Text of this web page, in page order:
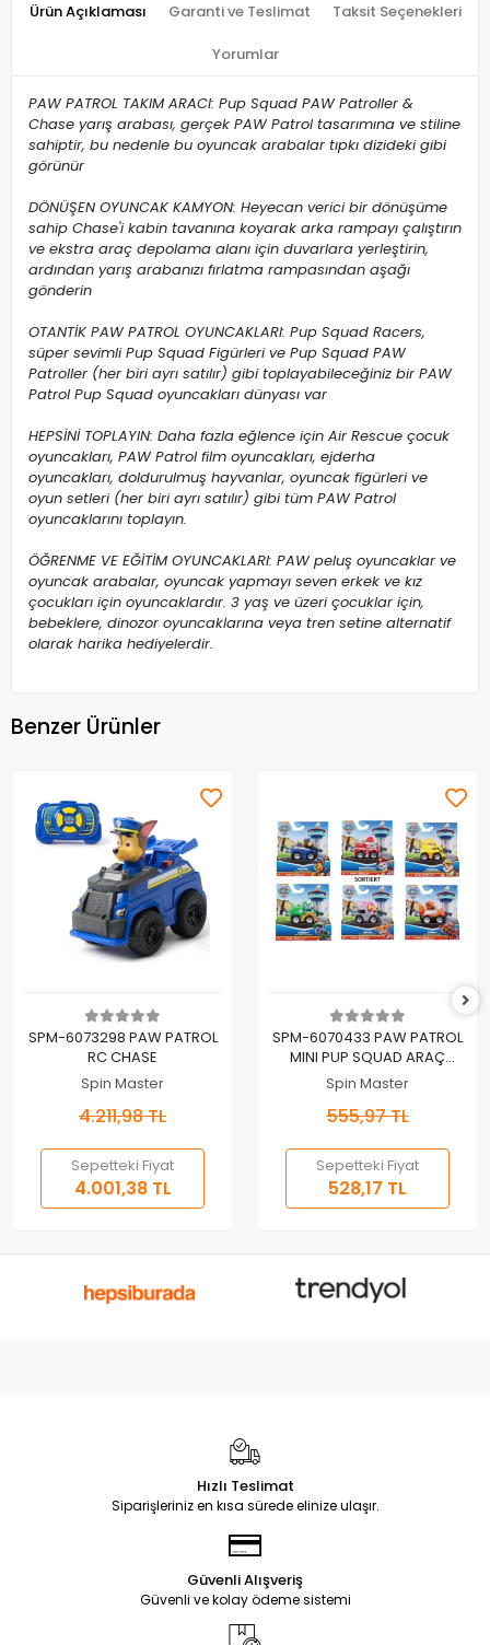
Ürün Açıklaması Garanti ve Teslimat Taksit Seçenekleri
Yorumlar
PAW PATROL TAKIM ARACI: Pup Squad PAW Patroller &
Chase yarış arabası, gerçek PAW Patrol tasarımına ve stiline
sahiptir, bu nedenle bu oyuncak arabalar tıpkı dizideki gibi
görünür
DÖNÜŞEN OYUNCAK KAMYON: Heyecan verici bir dönüşüme
sahip Chase'i kabin tavanına koyarak arka rampayı çalıştırın
ve ekstra araç depolama alanı için duvarlara yerleştirin,
ardından yarış arabanızı fırlatma rampasından aşağı
gönderin
OTANTİK PAW PATROL OYUNCAKLARI: Pup Squad Racers,
süper sevimli Pup Squad Figürleri ve Pup Squad PAW
Patroller (her biri ayrı satılır) gibi toplayabileceğiniz bir PAW
Patrol Pup Squad oyuncakları dünyası var
HEPSİNİ TOPLAYIN: Daha fazla eğlence için Air Rescue çocuk
oyuncakları, PAW Patrol film oyuncakları, ejderha
oyuncakları, doldurulmuş hayvanlar, oyuncak figürleri ve
oyun setleri (her biri ayrı satılır) gibi tüm PAW Patrol
oyuncaklarını toplayın.
ÖĞRENME VE EĞİTİM OYUNCAKLARI: PAW peluş oyuncaklar ve
oyuncak arabalar, oyuncak yapmayı seven erkek ve kız
çocukları için oyuncaklardır. 3 yaş ve üzeri çocuklar için,
bebeklere, dinozor oyuncaklarına veya tren setine alternatif
olarak harika hediyelerdir.
Benzer Ürünler
Sepete Ekle
SPM-6073298 PAW PATROL
RC CHASE
Spin Master
4.211,98 TL
Sepetteki Fiyat
4.001,38 TL
Sepete Ekle
SPM-6070433 PAW PATROL
MINI PUP SQUAD ARAÇ
ÇEŞİTLERİ-ASORTİ(Belirtilen
fiyat, tekli satış için adet
fiyatıdır)
Spin Master
555,97 TL
Sepetteki Fiyat
528,17 TL
Hızlı Teslimat
Siparişleriniz en kısa sürede elinize ulaşır.
Güvenli Alışveriş
Güvenli ve kolay ödeme sistemi